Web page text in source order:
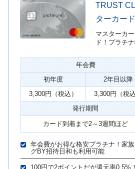
TRUST
ターカード
マスターカ
ド！プラチ
年会費
初年度
2年目以降
3,300円（税込）
3,300円（税込
発行期間
カード到着まで2～3週間ほど
年会費がお得な格安プラチナ！家
グBY招待日和も利用可能
100円で2ポイントだが還元率0.5%